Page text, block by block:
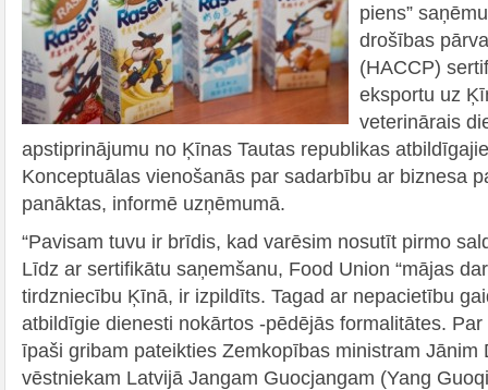
piens”
drošības
(HACCP)
eksportu uz
veterinārais
apstiprinājumu no Ķīnas Tautas republikas
Konceptuālas vienošanās par sadarbību ar biznesa
panāktas, informē uzņēmumā.
“Pavisam tuvu ir brīdis, kad varēsim nosutīt pirmo
Līdz ar sertifikātu saņemšanu, Food Union “mājas
tirdzniecību Ķīnā, ir izpildīts. Tagad ar nepacietību
atbildīgie dienesti nokārtos -pēdējās formalitātes.
īpaši gribam pateikties Zemkopības ministram Jānim
vēstniekam Latvijā Jangam Guocjangam (Yang